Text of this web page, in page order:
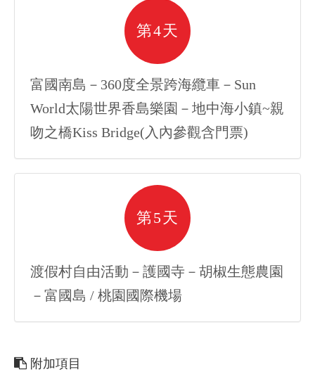
第4天
富國南島－360度全景跨海纜車－Sun
World太陽世界香島樂園－地中海小鎮~親
吻之橋Kiss Bridge(入內參觀含門票)
第5天
渡假村自由活動－護國寺－胡椒生態農園
－富國島 / 桃園國際機場
附加項目